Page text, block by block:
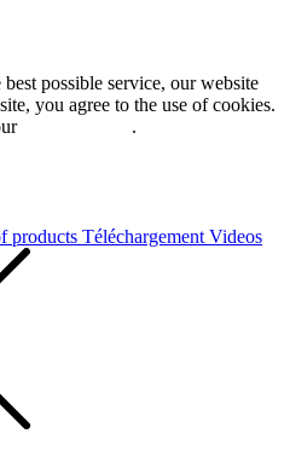
possible service, our website
you agree to the use of cookies.
.
products Téléchargement Videos